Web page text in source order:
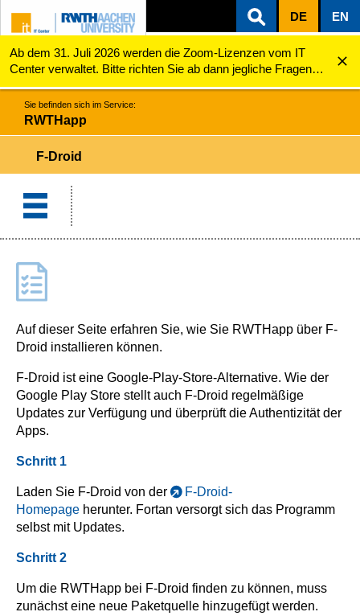
ZUM INHALTSBEREICH
ZUR HAUPTNAVIGATION
ZUR SUCHE
DE EN
Ab dem 31. Juli 2026 werden die Zoom-Lizenzen vom IT
Center verwaltet. Bitte richten Sie ab dann jegliche Fragen
zu den Zoom-Lizenzen (z.B. Probleme mit dem Login) an
servicedesk@itc.rwth-aachen.de.
RWTHapp F-Droid
Sie befinden sich im Service:
RWTHapp
F-Droid
Auf dieser Seite erfahren Sie, wie Sie RWTHapp über F-
Droid installieren können.
F-Droid ist eine Google-Play-Store-Alternative. Wie der
Google Play Store stellt auch F-Droid regelmäßige
Updates zur Verfügung und überprüft die Authentizität der
Apps.
Schritt 1
Laden Sie F-Droid von der
F-Droid-
Homepage herunter. Fortan versorgt sich das Programm
selbst mit Updates.
Schritt 2
Um die RWTHapp bei F-Droid finden zu können, muss
zunächst eine neue Paketquelle hinzugefügt werden.